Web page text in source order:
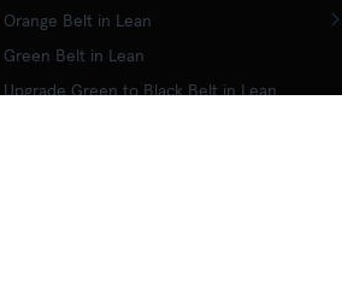
Orange Belt in Lean
Green Belt in Lean
Upgrade Green to Black Belt in Lean